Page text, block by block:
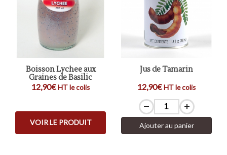
Boisson Lychee aux
Graines de Basilic
12,90€HT le colis
VOIR LE PRODUIT
Jus de Tamarin
12,90€HT le colis
Ajouter au panier